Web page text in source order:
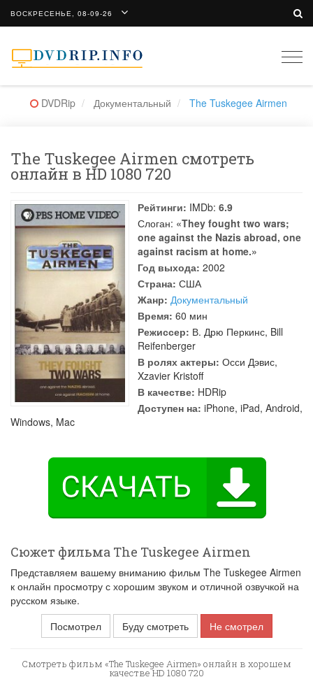
ВОСКРЕСЕНЬЕ, 08-09-26
DVDRip Документальный The Tuskegee Airmen
The Tuskegee Airmen смотреть
онлайн в HD 1080 720
Рейтинги: IMDb: 6.9
Слоган: «They fought two wars;
one against the Nazis abroad, one
against racism at home.»
Год выхода: 2002
Страна: США
Жанр: Документальный
Время: 60 мин
Режиссер: В. Дрю Перкинс, Bill
Reifenberger
В ролях актеры: Осси Дэвис,
Xzavier Kristoff
В качестве: HDRip
Доступен на: iPhone, iPad, Android,
Windows, Mac
Сюжет фильма The Tuskegee Airmen
Представляем вашему вниманию фильм The Tuskegee Airmen
к онлайн просмотру с хорошим звуком и отличной озвучкой на
русском языке.
Посмотрел
Буду смотреть Не смотрел
Смотреть фильм «The Tuskegee Airmen» онлайн в хорошем
качестве HD 1080 720